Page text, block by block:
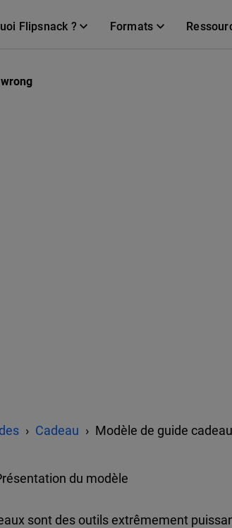
Flipsnack ? Formats
Cadeau Modèle de guide
du modèle
sont des outils extrêmement